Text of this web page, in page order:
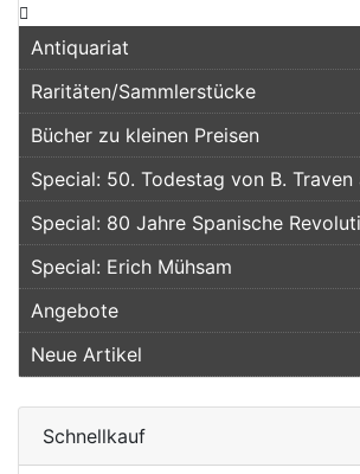
Antiquariat
Raritäten/Sammlerstücke
Bücher zu kleinen Preisen
Special: 50. Todestag von B. Traven
Special: 80 Jahre Spanische
Special: Erich Mühsam
Angebote
Neue Artikel
Schnellkauf